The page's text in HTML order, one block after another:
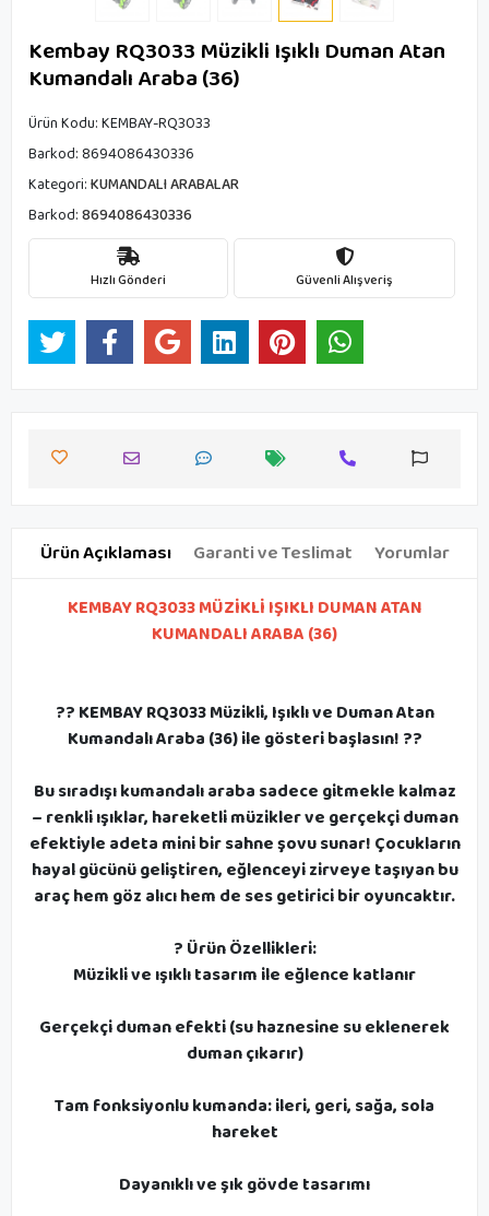
Kembay RQ3033 Müzikli Işıklı Duman Atan
Kumandalı Araba (36)
Ürün Kodu:KEMBAY-RQ3033
Barkod:8694086430336
Kategori:KUMANDALI ARABALAR
Barkod:8694086430336
Hızlı Gönderi Güvenli Alışveriş
Ürün Açıklaması Garanti ve Teslimat Yorumlar
KEMBAY RQ3033 MÜZİKLİ IŞIKLI DUMAN ATAN
KUMANDALI ARABA (36)
?? KEMBAY RQ3033 Müzikli, Işıklı ve Duman Atan
Kumandalı Araba (36) ile gösteri başlasın! ??
Bu sıradışı kumandalı araba sadece gitmekle kalmaz
– renkli ışıklar, hareketli müzikler ve gerçekçi duman
efektiyle adeta mini bir sahne şovu sunar! Çocukların
hayal gücünü geliştiren, eğlenceyi zirveye taşıyan bu
araç hem göz alıcı hem de ses getirici bir oyuncaktır.
? Ürün Özellikleri:
Müzikli ve ışıklı tasarım ile eğlence katlanır
Gerçekçi duman efekti (su haznesine su eklenerek
duman çıkarır)
Tam fonksiyonlu kumanda: ileri, geri, sağa, sola
hareket
Dayanıklı ve şık gövde tasarımı